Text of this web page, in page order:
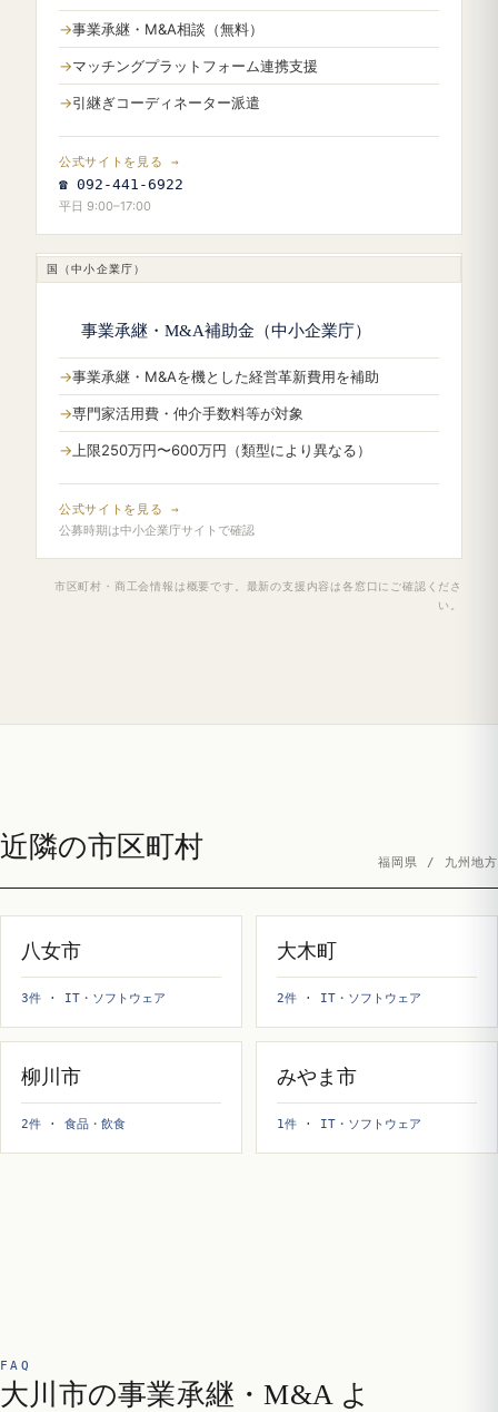
事業承継・M&A相談（無料）
マッチングプラットフォーム連携支援
引継ぎコーディネーター派遣
公式サイトを見る →
☎ 092-441-6922
平日 9:00–17:00
国（中小企業庁）
事業承継・M&A補助金（中小企業庁）
事業承継・M&Aを機とした経営革新費用を補助
専門家活用費・仲介手数料等が対象
上限250万円〜600万円（類型により異なる）
公式サイトを見る →
公募時期は中小企業庁サイトで確認
市区町村・商工会情報は概要です。最新の支援内容は各窓口にご確認くださ
い。
近隣の市区町村 福岡県 / 九州地方
八女市
3件 · IT・ソフトウェア
大木町
2件 · IT・ソフトウェア
柳川市
2件 · 食品・飲食
みやま市
1件 · IT・ソフトウェア
FAQ
大川市の事業承継・M&A よ